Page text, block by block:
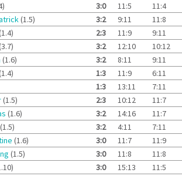
3:0 11:5 11:4
(1.5) 3:2 9:11 11:8
2:3 11:9 9:11
3:2 12:10 10:12
(1.6) 3:2 8:11 9:11
1:3 11:9 6:11
1:3 13:11 7:11
(1.5) 2:3 10:12 11:7
(1.6) 3:2 14:16 11:7
(1.5) 3:2 4:11 7:11
(1.6) 3:0 11:7 11:9
(1.5) 3:0 11:8 11:8
3:0 15:13 11:5